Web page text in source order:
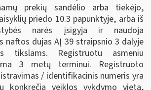
prekių sandėlio arba tiekėjo,
priedo 10.3 papunktyje, arba iš
narės įsigyja ir naudoja
naftos dujas AĮ 39 straipsnio 3 dalyje
tikslams. Registruotu asmeniu
3 metų terminui. Registruoto
/ identifikacinis numeris yra
konkrečia veiklos vykdymo vieta,